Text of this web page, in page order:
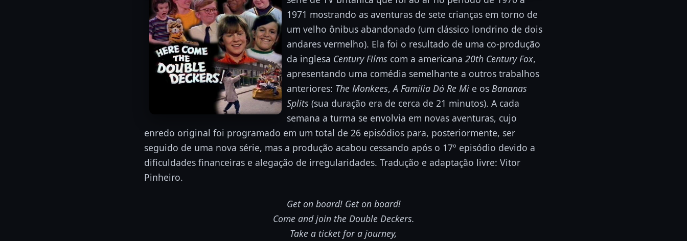
1971 mostrando as aventuras de sete crianças em torno de
um velho ônibus abandonado (um clássico londrino de dois
andares vermelho). Ela foi o resultado de uma co-produção
da inglesa Century Films com a americana 20th Century Fox,
apresentando uma comédia semelhante a outros trabalhos
anteriores: The Monkees,A Família Dó Re Mi e os Bananas
Splits (sua duração era de cerca de 21 minutos). A cada
semana a turma se envolvia em novas aventuras, cujo
enredo original foi programado em um total de 26 episódios para, posteriormente, ser
seguido de uma nova série, mas a produção acabou cessando após o 17º episódio devido a
dificuldades financeiras e alegação de irregularidades. Tradução e adaptação livre: Vitor
Pinheiro.
Get on board! Get on board!
Come and join the Double Deckers.
Take a ticket for a journey,